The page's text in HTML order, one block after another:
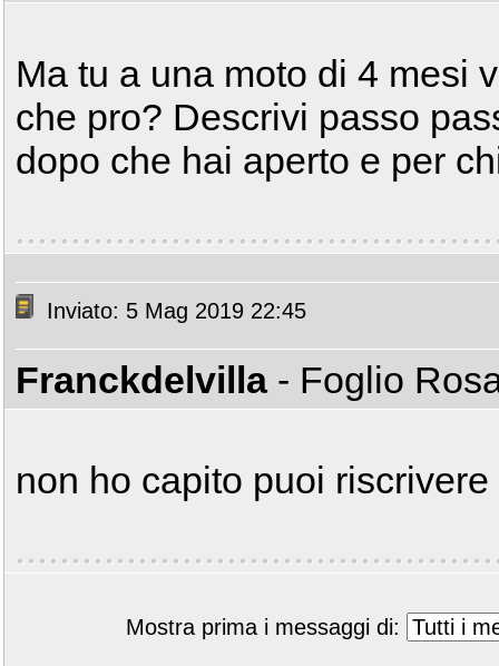
Ma tu a una moto di 4 mesi
che pro? Descrivi passo
dopo che hai aperto e per
Inviato: 5 Mag 2019 22:45
Franckdelvilla - Foglio
non ho capito puoi riscrivere
Mostra prima i messaggi di: